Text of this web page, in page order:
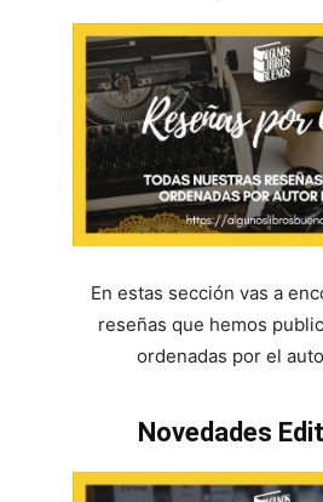
En estas sección vas a
reseñas que hemos
ordenadas por el
Novedades